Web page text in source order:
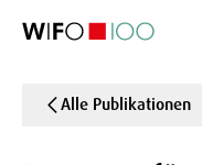
Alle Publikationen